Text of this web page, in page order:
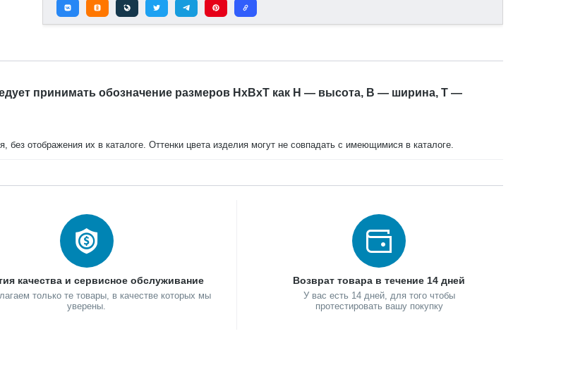
принимать обозначение размеров HxBxT как H — высота, B — ширина, T —
без отображения их в каталоге. Оттенки цвета изделия могут не совпадать с имеющимися в каталоге.
качества и сервисное обслуживание
только те товары, в качестве которых мы
уверены.
Возврат товара в течение 14 дней
У вас есть 14 дней, для того чтобы
протестировать вашу покупку